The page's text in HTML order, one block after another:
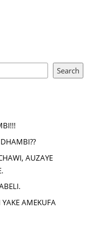
Search
AUZAYE
YAKE AMEKUFA